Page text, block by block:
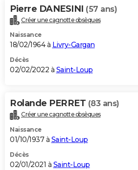
Pierre DANESINI (57 ans)
Créer une cagnotte obsèques
Naissance
18/02/1964 à Livry-Gargan
Décès
02/02/2022 à Saint-Loup
Rolande PERRET (83 ans)
Créer une cagnotte obsèques
Naissance
01/10/1937 à Saint-Loup
Décès
02/01/2021 à Saint-Loup